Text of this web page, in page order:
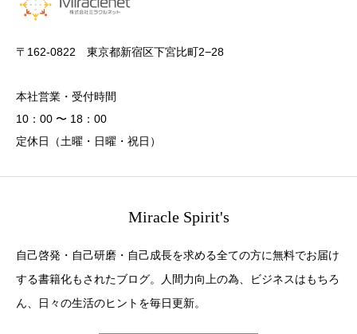
〒162-0822 東京都新宿区下宮比町2−28
本社営業・受付時間
10：00 〜 18：00
定休日（土曜・日曜・祝日）
Miracle Spirit's
自己啓発・自己研磨・自己成長を求める全ての方に無料でお届け
する書籍化もされたブログ。人間力向上の為、ビジネスはもちろ
ん、日々の生活のヒントを毎日更新。